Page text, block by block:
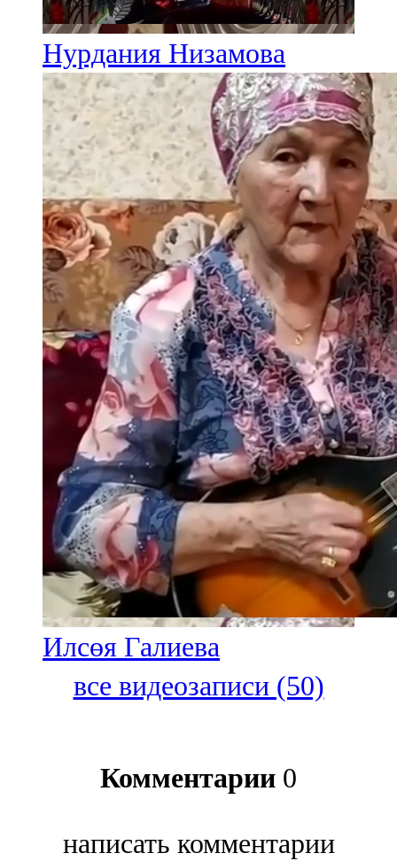
Нурдания Низамова
Илсөя Галиева
все видеозаписи (50)
Комментарии 0
написать комментарии